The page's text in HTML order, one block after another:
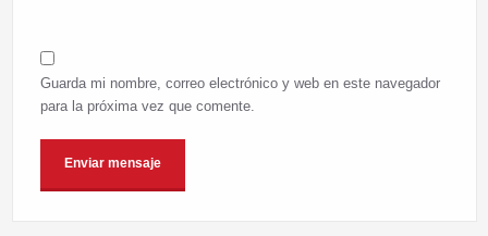
Guarda mi nombre, correo electrónico y web en este navegador
para la próxima vez que comente.